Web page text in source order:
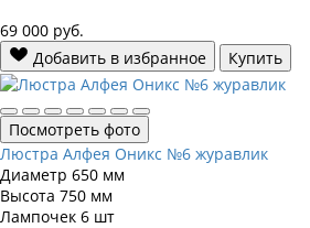
69 000 руб.
Добавить в избранное
Купить
Посмотреть фото
Люстра Алфея Оникс №6 журавлик
Диаметр 650 мм
Высота 750 мм
Лампочек 6 шт